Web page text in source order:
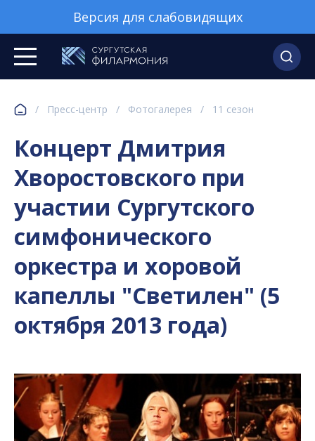
Версия для слабовидящих
/ Пресс-центр / Фотогалерея / 11 сезон
Концерт Дмитрия
Хворостовского при
участии Сургутского
симфонического
оркестра и хоровой
капеллы "Светилен" (5
октября 2013 года)